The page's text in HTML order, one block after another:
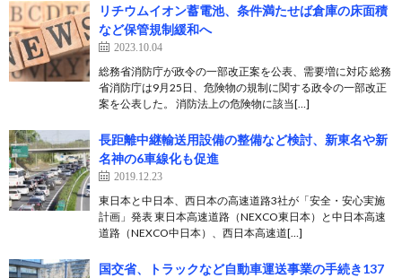
リチウムイオン蓄電池、条件満たせば倉庫の床面積
など保管規制緩和へ
2023.10.04
総務省消防庁が政令の一部改正案を公表、需要増に対応 総務
省消防庁は9月25日、危険物の規制に関する政令の一部改正
案を公表した。 消防法上の危険物に該当[…]
長距離中継輸送用設備の整備など検討、新東名や新
名神の6車線化も促進
2019.12.23
東日本と中日本、西日本の高速道路3社が「安全・安心実施
計画」発表 東日本高速道路（NEXCO東日本）と中日本高速
道路（NEXCO中日本）、西日本高速道[…]
国交省、トラックなど自動車運送事業の手続き137